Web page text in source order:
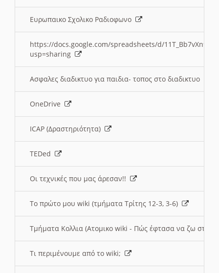
Ευρωπαικο Σχολικο Ραδιοφωνο
https://docs.google.com/spreadsheets/d/
usp=sharing
Ασφαλες διαδικτυο για παιδια- τοπος στο διαδικτυο
OneDrive
ICAP (Δραστηριότητα)
TEDed
Οι τεχνικές που μας άρεσαν!!
Το πρώτο μου wiki (τμήματα Τρίτης 12-3, 3-6)
Τμήματα Κολλια (Ατομικο wiki - Πώς έφτασα να ζω στην
Τι περιμένουμε από το wiki;